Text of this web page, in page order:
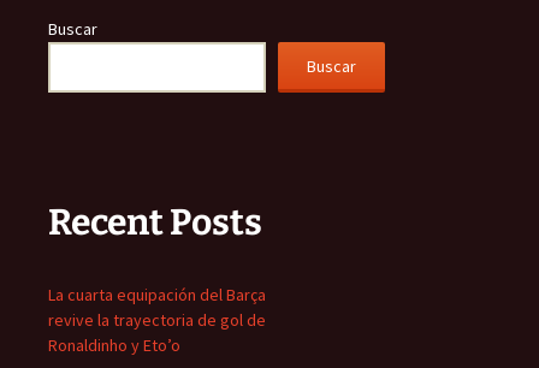
Buscar
Buscar
Recent Posts
La cuarta equipación del Barça
revive la trayectoria de gol de
Ronaldinho y Eto’o